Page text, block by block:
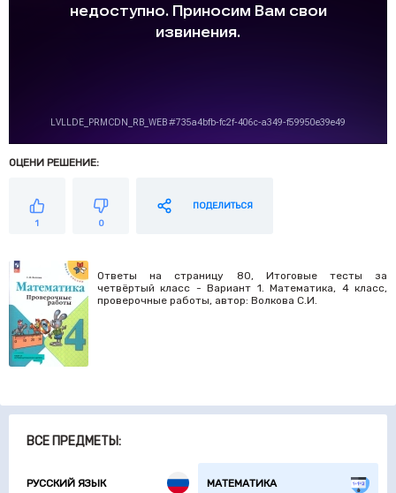
ВСЕ ПРЕДМЕТЫ:
РУССКИЙ ЯЗЫК МАТЕМАТИКА
ОЦЕНИ РЕШЕНИЕ:
1 0
ПОДЕЛИТЬСЯ
Ответы на страницу 80, Итоговые тесты за
четвёртый класс - Вариант 1. Математика, 4 класс,
проверочные работы, автор: Волкова С.И.